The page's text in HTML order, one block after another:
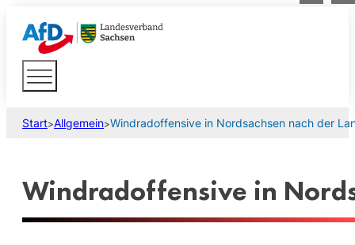
Start>Allgemein>Windradoffensive in Nordsachsen nach der
Windradoffensive in